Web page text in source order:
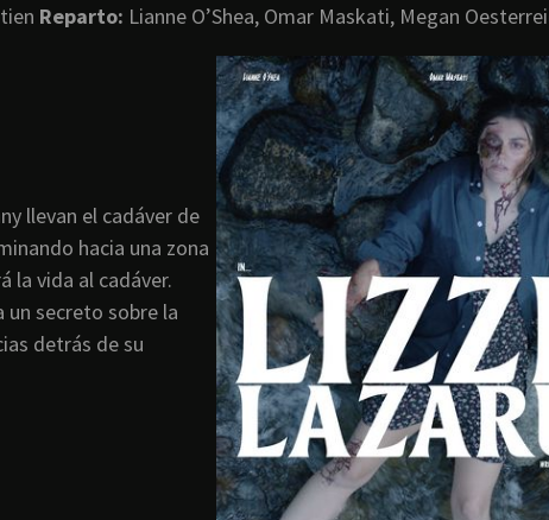
Reparto: Lianne O’Shea, Omar Maskati, Megan
llevan el cadáver de
hacia una zona
la vida al cadáver.
un secreto sobre la
detrás de su